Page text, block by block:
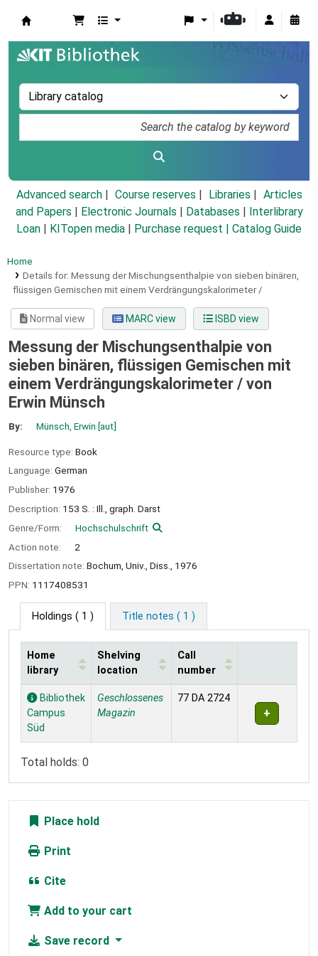
Advanced search Course reserves Libraries
Articles
and Papers
Electronic Journals Databases
Interlibrary
Loan
KITopen media Purchase request | Catalog Guide
Home
Details for: Messung der Mischungsenthalpie von sieben binären,
flüssigen Gemischen mit einem Verdrängungskalorimeter /
Normal view MARC view ISBD view
Messung der Mischungsenthalpie von
sieben binären, flüssigen Gemischen mit
einem Verdrängungskalorimeter / von
Erwin Münsch
By: Münsch, Erwin [aut]
Resource type: Book
Language: German
Publisher: 1976
Description: 153 S. : Ill., graph. Darst
Genre/Form:
Hochschulschrift
Action note:
2
Dissertation note: Bochum, Univ., Diss., 1976
PPN: 1117408531
Holdings ( 1 ) Title notes ( 1 )
Holdings
Home
library
Shelving
location
Call
number
Bibliothek
Campus
Süd
Geschlossenes
Magazin
77 DA 2724
Total holds: 0
Place hold
Print
Cite
Add to your cart
Save record